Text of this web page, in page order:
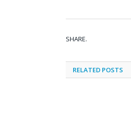
SHARE.
RELATED POSTS